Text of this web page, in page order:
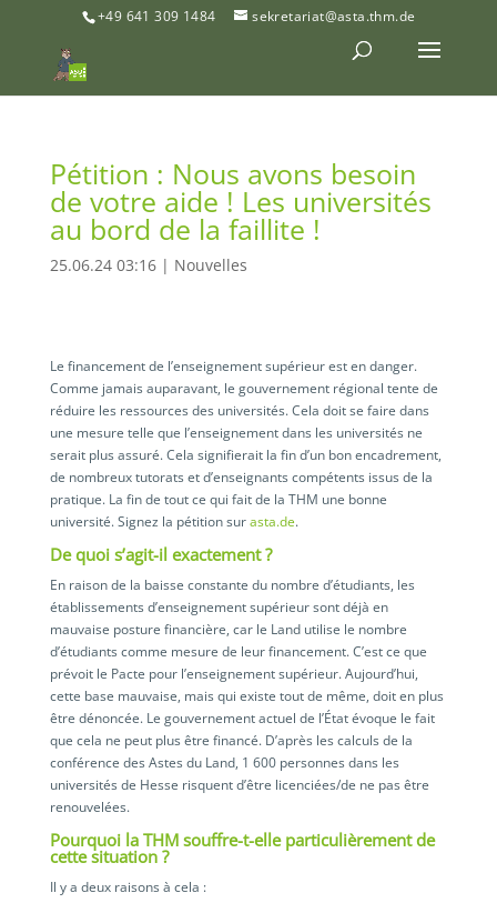
+49 641 309 1484 sekretariat@asta.thm.de
Pétition : Nous avons besoin
de votre aide ! Les universités
au bord de la faillite !
25.06.24 03:16| Nouvelles
Le financement de l’enseignement supérieur est en danger.
Comme jamais auparavant, le gouvernement régional tente de
réduire les ressources des universités. Cela doit se faire dans
une mesure telle que l’enseignement dans les universités ne
serait plus assuré. Cela signifierait la fin d’un bon encadrement,
de nombreux tutorats et d’enseignants compétents issus de la
pratique. La fin de tout ce qui fait de la THM une bonne
université. Signez la pétition surasta.de.
De quoi s’agit-il exactement ?
En raison de la baisse constante du nombre d’étudiants, les
établissements d’enseignement supérieur sont déjà en
mauvaise posture financière, car le Land utilise le nombre
d’étudiants comme mesure de leur financement. C’est ce que
prévoit le Pacte pour l’enseignement supérieur. Aujourd’hui,
cette base mauvaise, mais qui existe tout de même, doit en plus
être dénoncée. Le gouvernement actuel de l’État évoque le fait
que cela ne peut plus être financé. D’après les calculs de la
conférence des Astes du Land, 1 600 personnes dans les
universités de Hesse risquent d’être licenciées/de ne pas être
renouvelées.
Pourquoi la THM souffre-t-elle particulièrement de
cette situation ?
Il y a deux raisons à cela :